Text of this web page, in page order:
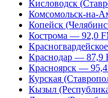
Кисловодск
Комсомольск-на-
Копейск
Кострома — 92,0
Краснодар — 87,9
Красноярск —
Курская
Кызыл